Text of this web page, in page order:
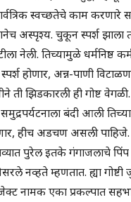
स्वच्छतेचे काम करणारे
अस्पृश्य. चुकून स्पर्श
नेली. तिच्यामुळे
होणार, अन्न-पाणी
ती झिडकारली ही गोष्ट
बंदी आली
हीच अडचण असली पाहिजे.
पुरेल इतके गंगाजलाचे
नव्हते म्हणतात. ह्या
नामक एका प्रकल्पात